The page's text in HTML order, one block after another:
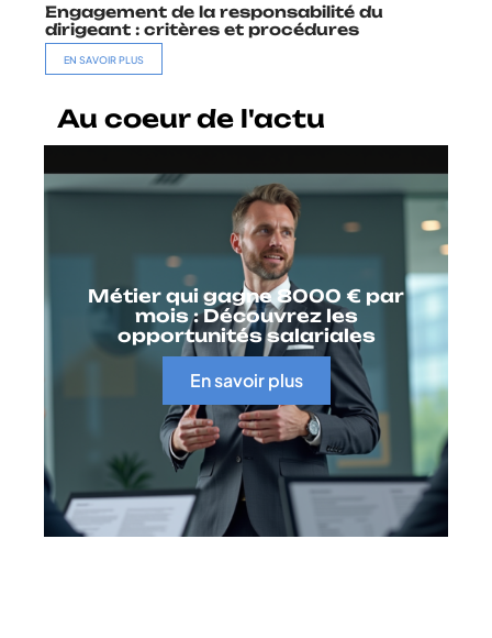
Engagement de la responsabilité du
dirigeant : critères et procédures
EN SAVOIR PLUS
Au coeur de l'actu
Métier qui gagne 8000 € par
mois : Découvrez les
opportunités salariales
En savoir plus